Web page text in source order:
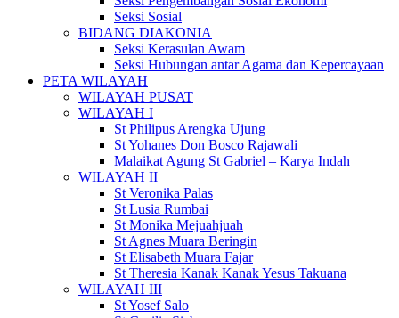
Seksi Sosial
BIDANG DIAKONIA
Seksi Kerasulan Awam
Seksi Hubungan antar Agama dan Kepercayaan
PETA WILAYAH
WILAYAH PUSAT
WILAYAH I
St Philipus Arengka Ujung
St Yohanes Don Bosco Rajawali
Malaikat Agung St Gabriel – Karya Indah
WILAYAH II
St Veronika Palas
St Lusia Rumbai
St Monika Mejuahjuah
St Agnes Muara Beringin
St Elisabeth Muara Fajar
St Theresia Kanak Kanak Yesus Takuana
WILAYAH III
St Yosef Salo